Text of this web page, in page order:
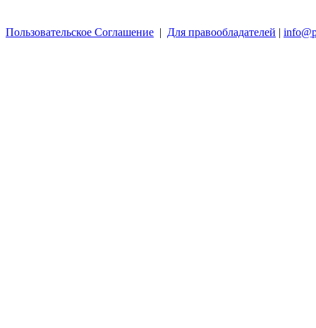
Пользовательское Соглашение | Для правообладателей |